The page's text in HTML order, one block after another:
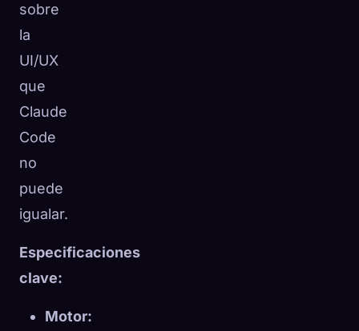
sobre
la
UI/UX
que
Claude
Code
no
puede
igualar.
Especificaciones
clave:
Motor: